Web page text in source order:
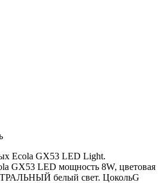
Ecola GX53 LED Light.
GX53 LED мощность 8W, цветовая
белый свет. ЦокольG